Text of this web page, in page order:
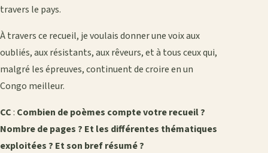
travers le pays.
À travers ce recueil, je voulais donner une voix aux
oubliés, aux résistants, aux rêveurs, et à tous ceux qui,
malgré les épreuves, continuent de croire en un
Congo meilleur.
CC : Combien de poèmes compte votre recueil ?
Nombre de pages ? Et les différentes thématiques
exploitées ? Et son bref résumé ?